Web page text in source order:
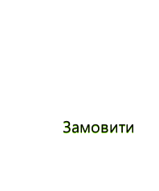
Замовити